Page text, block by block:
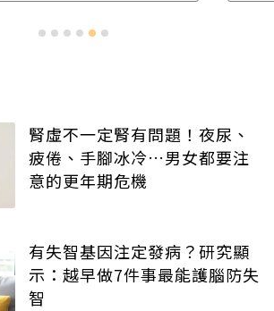
腎虛不一定腎有問題！夜尿、
疲倦、手腳冰冷…男女都要注
意的更年期危機
有失智基因注定發病？研究顯
示：越早做7件事最能護腦防失
智